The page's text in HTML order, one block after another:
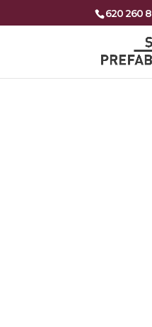
620 260